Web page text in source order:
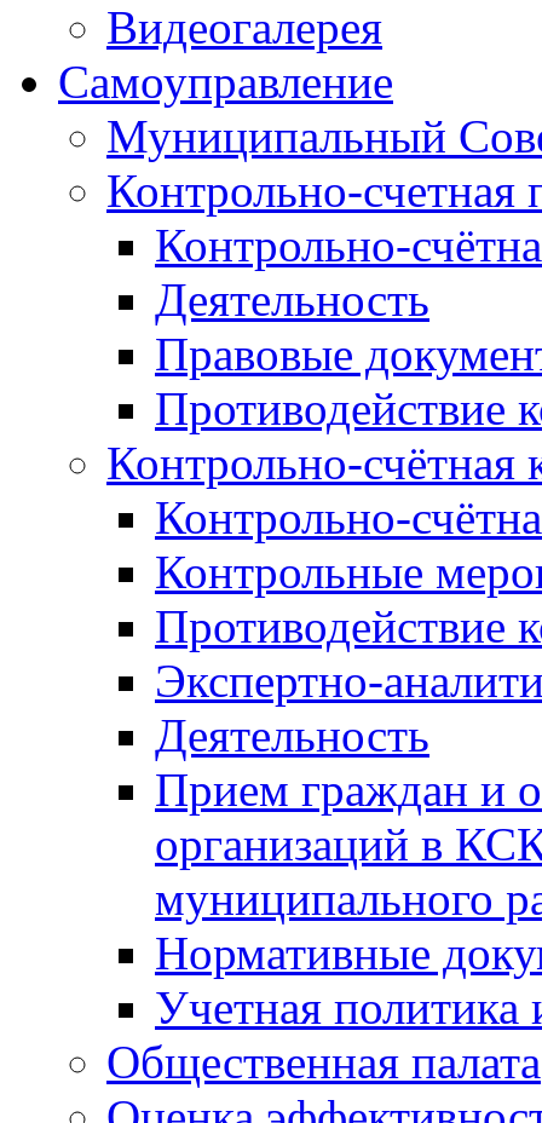
Видеогалерея
Самоуправление
Муниципальный
Контрольно-счетная
Контрольно-
Деятельность
Правовые
Противодействие
Контрольно-счётная
Контрольно-
Контрольные
Противодействие
Экспертно-
Деятельность
Прием граждан и
организаций в
муниципального
Нормативные
Учетная политика
Общественная палата